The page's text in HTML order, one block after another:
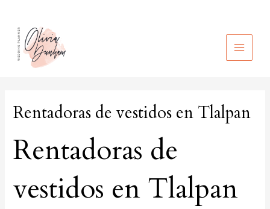
contenido
MAIN
Rentadoras de vestidos en Tlalpan
Rentadoras de
vestidos en Tlalpan